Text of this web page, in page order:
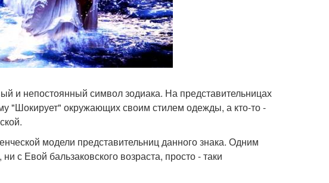
и непостоянный символ зодиака. На представительницах
"Шокирует" окружающих своим стилем одежды, а кто-то -
модели представительниц данного знака. Одним
с Евой бальзаковского возраста, просто - таки